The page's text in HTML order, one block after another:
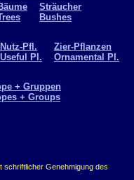
Sträucher
Bushes
Nutz-Pfl.
Useful Pl.
Zier-Pflanzen
Ornamental Pl.
+ Gruppen
+ Groups
schriftlicher Genehmigung des